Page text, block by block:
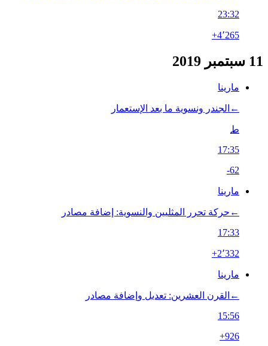
23:32
+4٬265
11 سبتمبر 2019
مارينا
←‏الجندر ونسوية ما بعد الإستعمار
ط
17:35
-62
مارينا
←‏حركة تحرر المثليين والنسوية: إضافة مصادر
17:33
+2٬332
مارينا
←‏القرن العشرين: تعديل وإضافة مصادر
15:56
+926